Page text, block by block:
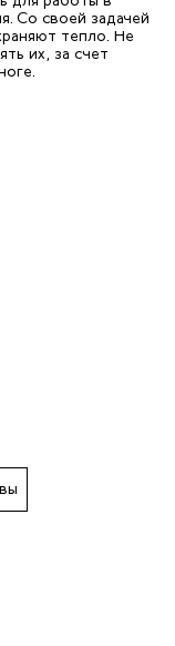
Со своей задачей
тепло. Не
их, за счет